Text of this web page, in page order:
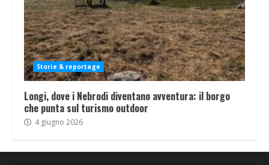
Storie & reportage
Longi, dove i Nebrodi diventano avventura: il borgo
che punta sul turismo outdoor
4 giugno 2026